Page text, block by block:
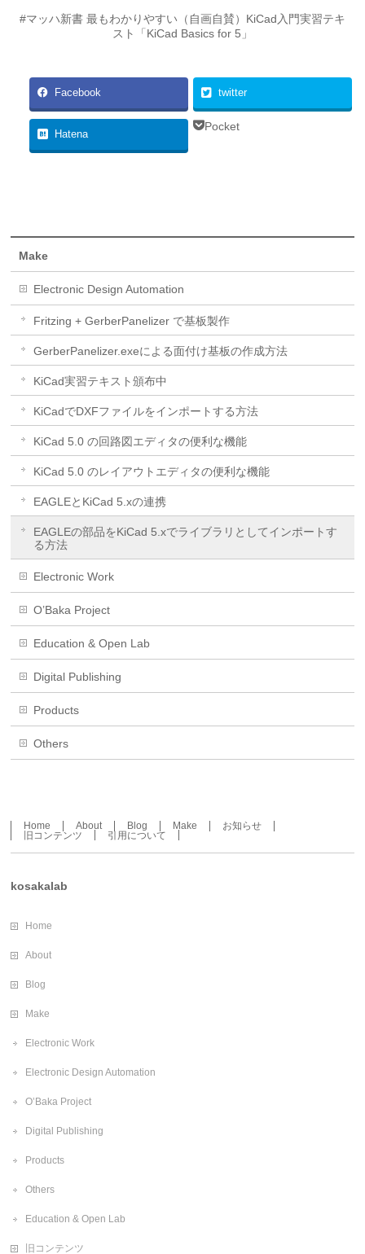
#マッハ新書 最もわかりやすい（自画自賛）KiCad入門実習テキ
スト「KiCad Basics for 5」
Facebook twitter
Hatena
Pocket
Make
Electronic Design Automation
Fritzing + GerberPanelizer で基板製作
GerberPanelizer.exeによる面付け基板の作成方法
KiCad実習テキスト頒布中
KiCadでDXFファイルをインポートする方法
KiCad 5.0 の回路図エディタの便利な機能
KiCad 5.0 のレイアウトエディタの便利な機能
EAGLEとKiCad 5.xの連携
EAGLEの部品をKiCad 5.xでライブラリとしてインポートす
る方法
Electronic Work
O’Baka Project
Education & Open Lab
Digital Publishing
Products
Others
Home About Blog Make
お知らせ
旧コンテンツ
引用について
kosakalab
Home
About
Blog
Make
Electronic Work
Electronic Design Automation
O’Baka Project
Digital Publishing
Products
Others
Education & Open Lab
旧コンテンツ